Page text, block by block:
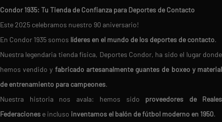
Condor 1935: Tu Tienda de Confianza para Deportes de Contacto
Este 2025 celebramos nuestro 90 aniversario!
En Condor 1935 somos líderes en el mundo de los deportes de contacto.
Nuestra legendaria tienda física, Deportes Condor, ha sido el lugar donde
hemos vendido y fabricado artesanalmente guantes de boxeo y material
de entrenamiento para campeones.
Nuestra historia nos avala: hemos sido proveedores de Reales
Federaciones e incluso inventamos el balón de fútbol moderno en 1950.